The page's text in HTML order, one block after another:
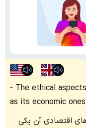
The ethical
as its economic
اقتصادی آن یکی